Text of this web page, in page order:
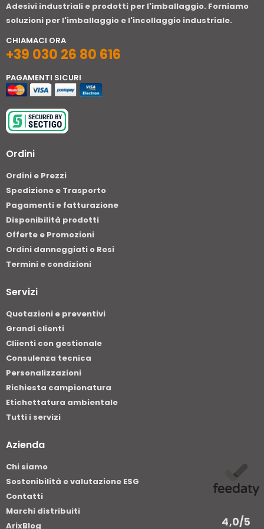
Adesivi industriali e prodotti per l'imballaggio. Forniamo
soluzioni per l'imballaggio e l'incollaggio industriale.
CHIAMACI ORA
+39 030 26 80 616
PAGAMENTI SICURI
Ordini
Ordini e Prezzi
Spedizione e Trasporto
Pagamenti e fatturazione
Disponibilità prodotti
Offerte e Promozioni
Ordini danneggiati o Resi
Termini e condizioni
Servizi
Quotazioni e preventivi
Grandi clienti
Cliienti con gestionale
Consulenza tecnica
Personalizzazioni
Richiesta campionatura
Etichettatura ambientale
Tutti i servizi
Azienda
Chi siamo
Sostenibilità e valutazione ESG
Contatti
Marchi distribuiti
ArixBlog
4,0/5